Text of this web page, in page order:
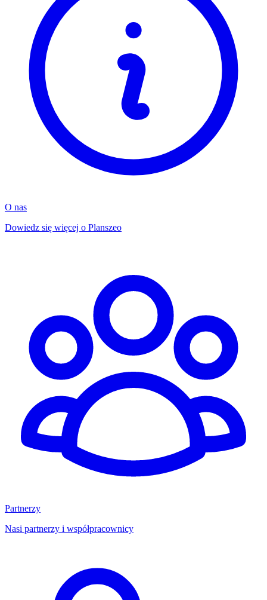
O nas
Dowiedz się więcej o Planszeo
Partnerzy
Nasi partnerzy i współpracownicy